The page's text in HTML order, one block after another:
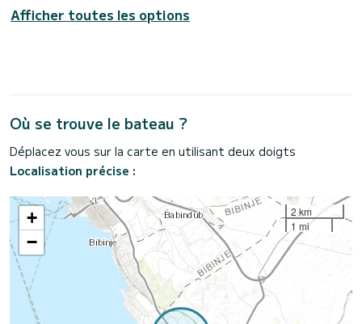
Afficher toutes les options
Où se trouve le bateau ?
Déplacez vous sur la carte en utilisant deux doigts
Localisation précise :
+
−
2 km
1 mi